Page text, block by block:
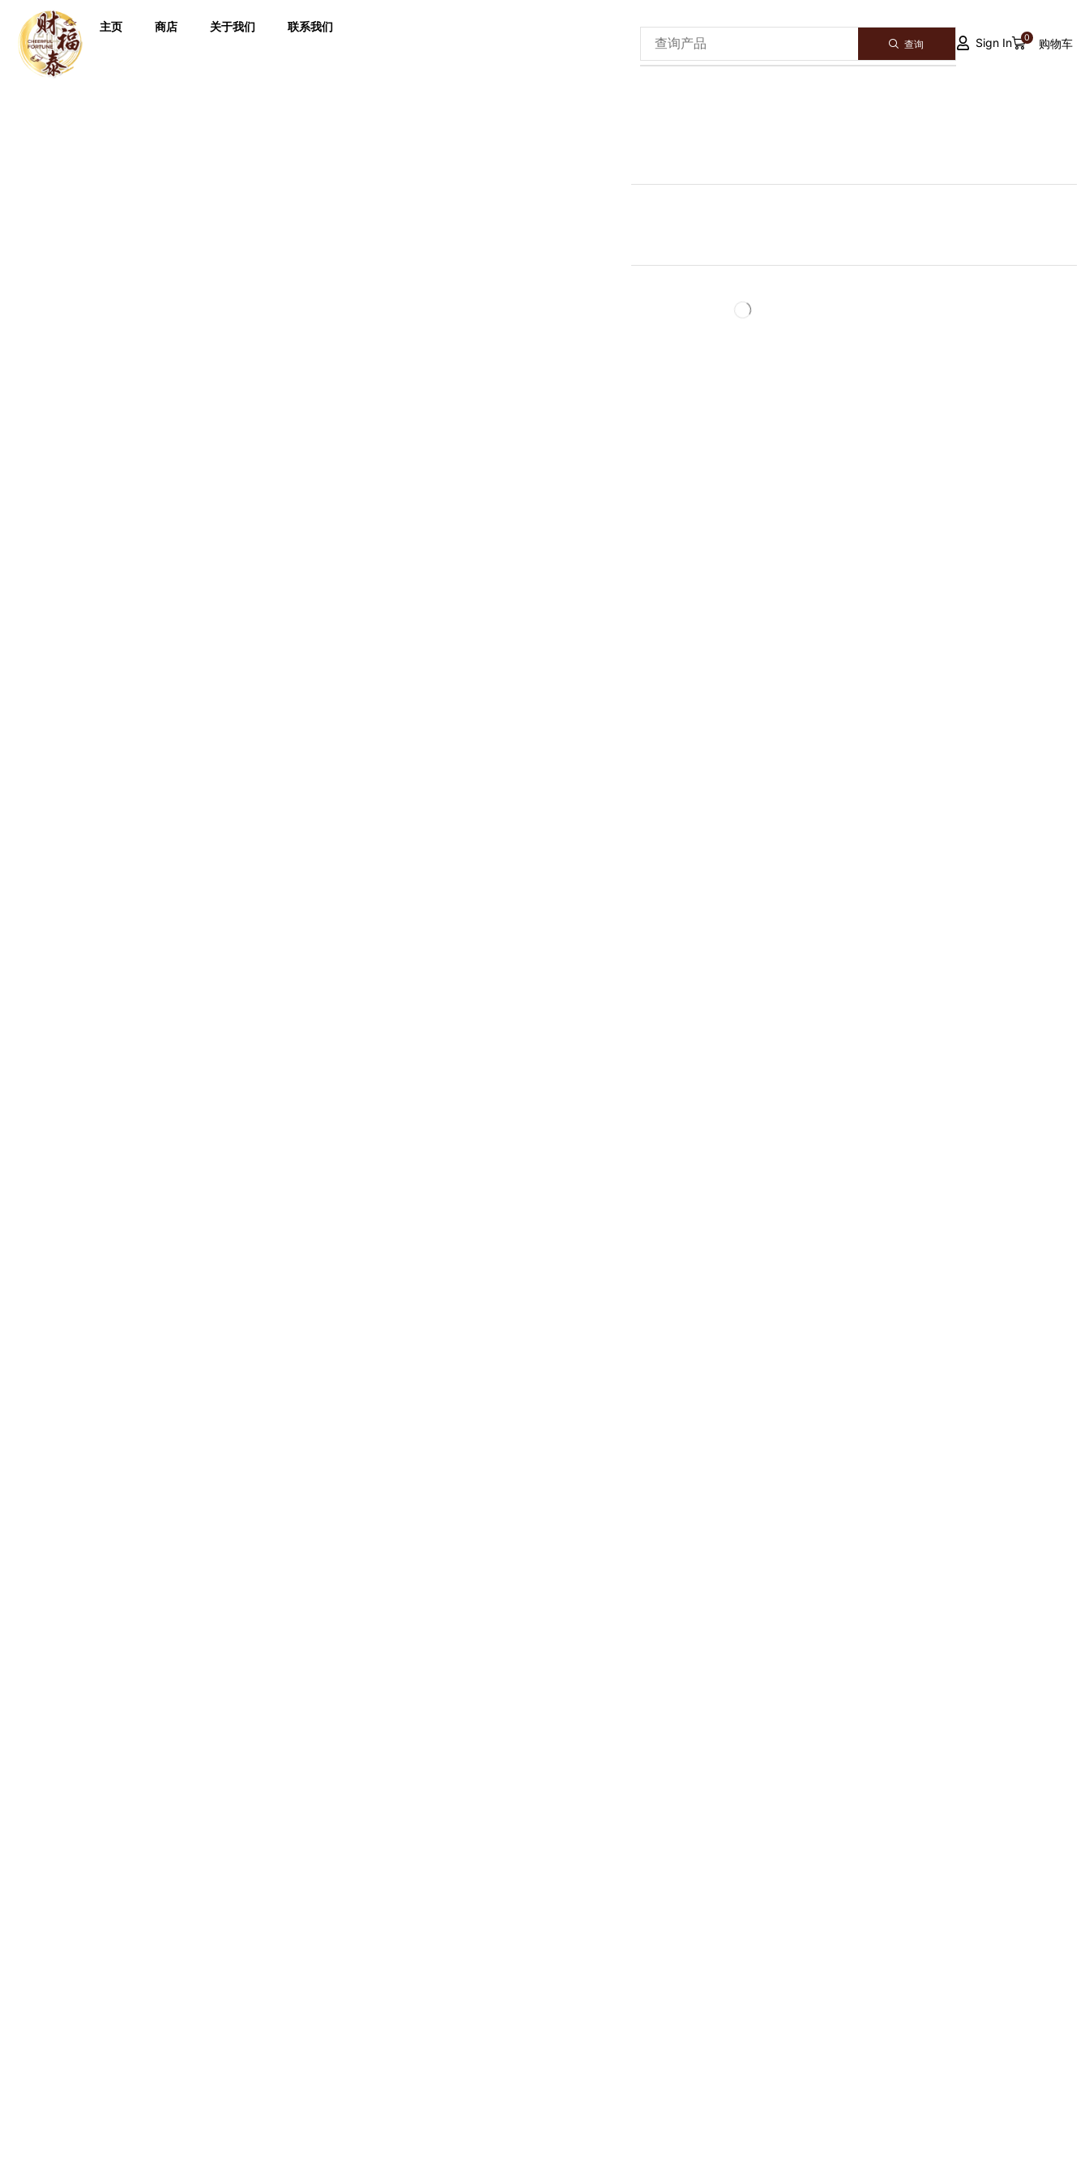
主页 商店 关于我们 联系我们
查询 Sign In 0 购物车